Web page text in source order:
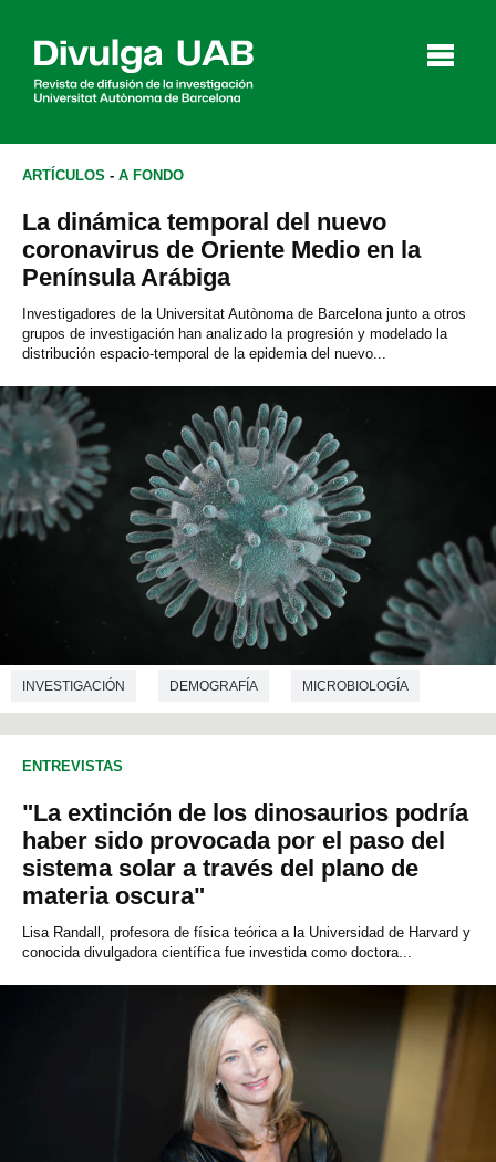
Entrevistas
Agenda
English Català
BUSCAR
ARTÍCULOS - A FONDO
La dinámica temporal del nuevo
coronavirus de Oriente Medio en la
Península Arábiga
Investigadores de la Universitat Autònoma de Barcelona junto a otros
grupos de investigación han analizado la progresión y modelado la
distribución espacio-temporal de la epidemia del nuevo...
INVESTIGACIÓN DEMOGRAFÍA MICROBIOLOGÍA
ENTREVISTAS
"La extinción de los dinosaurios podría
haber sido provocada por el paso del
sistema solar a través del plano de
materia oscura"
Lisa Randall, profesora de física teórica a la Universidad de Harvard y
conocida divulgadora científica fue investida como doctora...